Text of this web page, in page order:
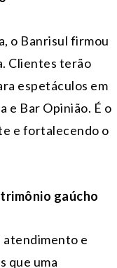
o Banrisul firmou
Clientes terão
espetáculos em
e Bar Opinião. É o
e fortalecendo o
gaúcho
atendimento e
que uma